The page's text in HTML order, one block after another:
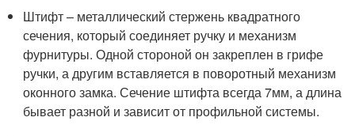
Штифт – металлический стержень квадратного
сечения, который соединяет ручку и механизм
фурнитуры. Одной стороной он закреплен в грифе
ручки, а другим вставляется в поворотный механизм
оконного замка. Сечение штифта всегда 7мм, а длина
бывает разной и зависит от профильной системы.